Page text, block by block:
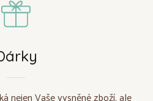
nejen Vaše vysněné zboží, ale